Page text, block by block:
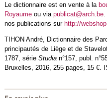
Le dictionnaire est en vente à la
Royaumeou via publicat@arch.be.
nos publications sur http://
TIHON André,
Dictionnaire des
principautés de Liège et de
1787, série Studian°157, publ.
Bruxelles, 2016, 255 pages, 15 €.